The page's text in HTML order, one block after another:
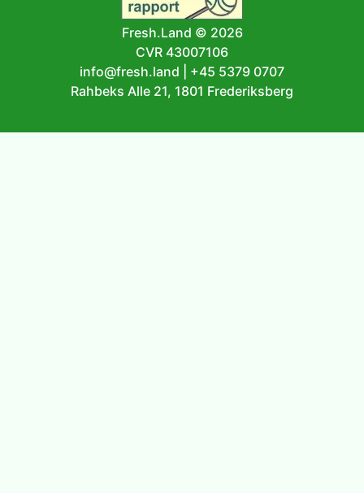
Fresh.Land © 2026
CVR 43007106
info@fresh.land
+45 5379 0707
Rahbeks Alle 21, 1801 Frederiksberg